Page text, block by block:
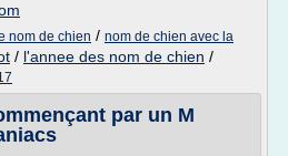
nom de chien / nom de chien avec la
/ l'annee des nom de chien /
par un M